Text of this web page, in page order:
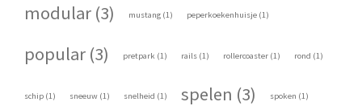
modular (3) mustang (1) peperkoekenhuisje (1)
popular (3) pretpark (1) rails (1) rollercoaster (1) rond (1)
schip (1) sneeuw (1) snelheid (1) spelen (3) spoken (1)